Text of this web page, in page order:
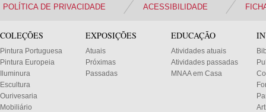
POLÍTICA DE PRIVACIDADE ACESSIBILIDADE
COLEÇÕES
Pintura Portuguesa
Pintura Europeia
Iluminura
Escultura
Ourivesaria
Mobiliário
EXPOSIÇÕES
Atuais
Próximas
Passadas
EDUCAÇÃO
Atividades atuais
Atividades passadas
MNAA em Casa